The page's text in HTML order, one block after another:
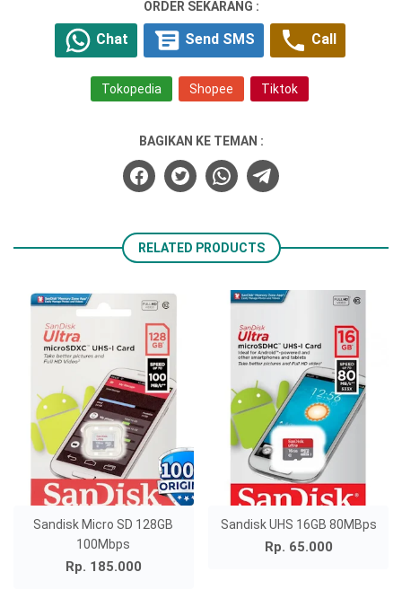
ORDER SEKARANG :
Chat Send SMS Call
Tokopedia Shopee Tiktok
BAGIKAN KE TEMAN :
RELATED PRODUCTS
Sandisk Micro SD 128GB
100Mbps
Rp. 185.000
Sandisk UHS 16GB 80MBps
Rp. 65.000